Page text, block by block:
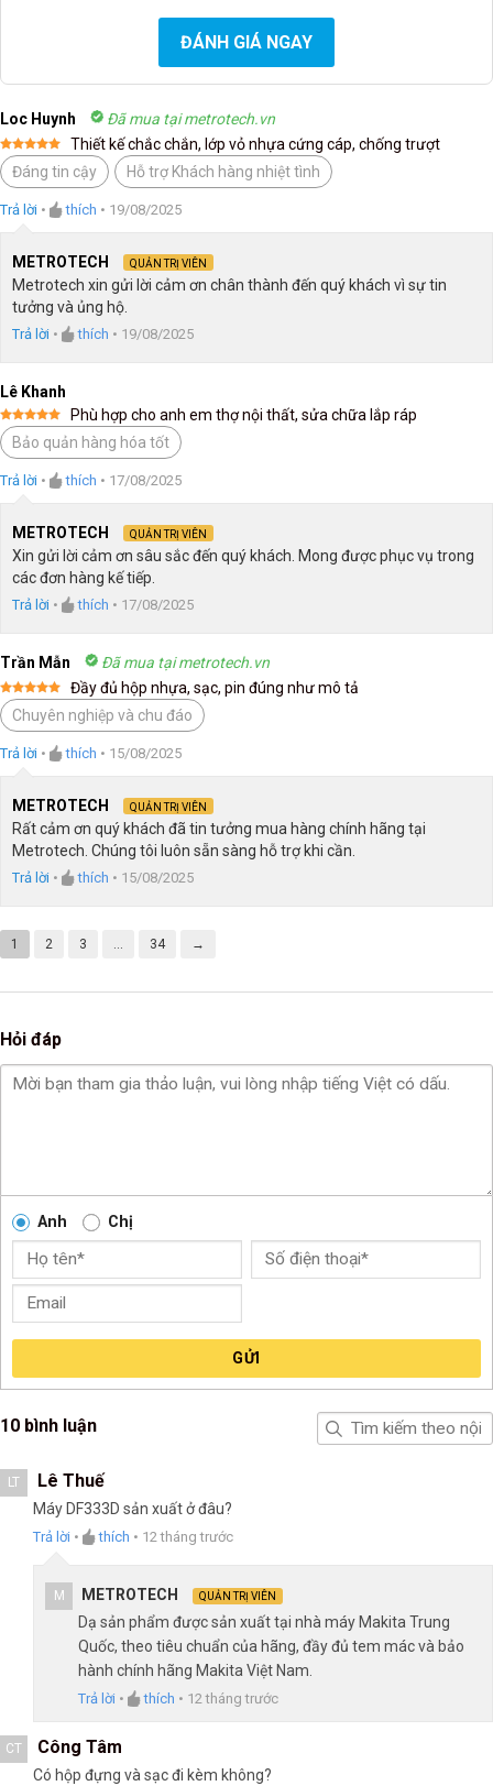
ĐÁNH GIÁ NGAY
Loc Huynh Đã mua tại metrotech.vn
Được xếp
hạng 55
sao
Thiết kế chắc chắn, lớp vỏ nhựa cứng cáp, chống trượt
Đáng tin cậy
Hỗ trợ Khách hàng nhiệt tình
Trả lời • thích • 19/08/2025
METROTECH QUẢN TRỊ VIÊN
Metrotech xin gửi lời cảm ơn chân thành đến quý khách vì sự tin
tưởng và ủng hộ.
Trả lời • thích • 19/08/2025
Lê Khanh
Được xếp
hạng5 5
sao
Phù hợp cho anh em thợ nội thất, sửa chữa lắp ráp
Bảo quản hàng hóa tốt
Trả lời • thích • 17/08/2025
METROTECH QUẢN TRỊ VIÊN
Xin gửi lời cảm ơn sâu sắc đến quý khách. Mong được phục vụ trong
các đơn hàng kế tiếp.
Trả lời • thích • 17/08/2025
Trần Mẫn Đã mua tại metrotech.vn
Được xếp
hạng55
sao
Đầy đủ hộp nhựa, sạc, pin đúng như mô tả
Chuyên nghiệp và chu đáo
Trả lời • thích • 15/08/2025
METROTECH QUẢN TRỊ VIÊN
Rất cảm ơn quý khách đã tin tưởng mua hàng chính hãng tại
Metrotech. Chúng tôi luôn sẵn sàng hỗ trợ khi cần.
Trả lời • thích • 15/08/2025
1 2 3 34 →
Hỏi đáp
Anh Chị
GỬI
10 bình luận
LT Lê Thuế
Máy DF333D sản xuất ở đâu?
Trả lời • thích • 12 tháng trước
M METROTECH QUẢN TRỊ VIÊN
Dạ sản phẩm được sản xuất tại nhà máy Makita Trung
Quốc, theo tiêu chuẩn của hãng, đầy đủ tem mác và bảo
hành chính hãng Makita Việt Nam.
Trả lời • thích • 12 tháng trước
CT Công Tâm
Có hộp đựng và sạc đi kèm không?